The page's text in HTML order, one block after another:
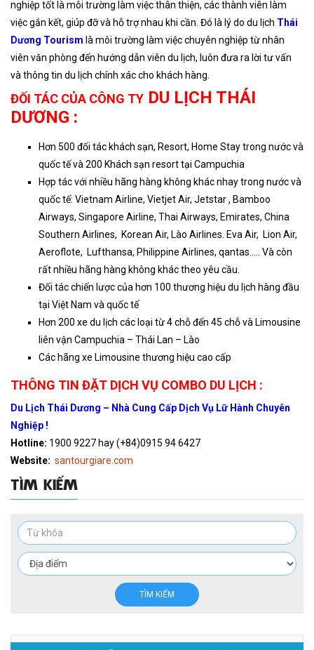
nghiệp tốt là môi trường làm việc thân thiện, các thành viên làm
việc gắn kết, giúp đỡ và hỗ trợ nhau khi cần. Đó là lý do du lịch Thái
Dương Tourism là môi trường làm việc chuyên nghiệp từ nhân
viên văn phòng đến hướng dẫn viên du lịch, luôn đưa ra lời tư vấn
và thông tin du lịch chính xác cho khách hàng.
ĐỐI TÁC CỦA CÔNG TY DU LỊCH THÁI
DƯƠNG :
Hơn 500 đối tác khách sạn, Resort, Home Stay trong nước và
quốc tế và 200 Khách sạn resort tại Campuchia
Hợp tác với nhiều hãng hàng không khác nhay trong nước và
quốc tế: Vietnam Airline, Vietjet Air, Jetstar , Bamboo
Airways, Singapore Airline, Thai Airways, Emirates, China
Southern Airlines, Korean Air, Lào Airlines. Eva Air, Lion Air,
Aeroflote, Lufthansa, Philippine Airlines, qantas….. Và còn
rất nhiều hãng hàng không khác theo yêu cầu.
Đối tác chiến lược của hơn 100 thương hiệu du lịch hàng đầu
tại Việt Nam và quốc tế
Hơn 200 xe du lịch các loại từ 4 chỗ đến 45 chỗ và Limousine
liên vận Campuchia – Thái Lan – Lào
Các hãng xe Limousine thương hiệu cao cấp
THÔNG TIN ĐẶT DỊCH VỤ COMBO DU LỊCH :
Du Lịch Thái Dương – Nhà Cung Cấp Dịch Vụ Lữ Hành Chuyên
Nghiệp !
Hotline: 1900 9227 hay (+84)0915 94 6427
Website: santourgiare.com
TÌM KIẾM
TÌM KIẾM